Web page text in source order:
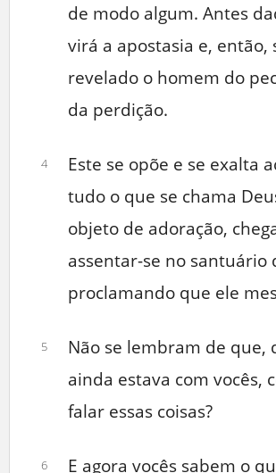
de modo algum. Antes
virá a apostasia e, então,
revelado o homem do
da perdição.
4
Este se opõe e se exalta
tudo o que se chama
objeto de adoração,
assentar-se no santuário
proclamando que ele
5
Não se lembram de que,
ainda estava com vocês,
falar essas coisas?
6
E agora vocês sabem o